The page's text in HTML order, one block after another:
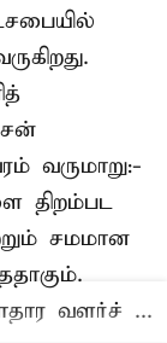
வருமாறு:-
திறம்பட
சமமான
வளர்ச் ...